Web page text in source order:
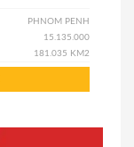
PHNOM PENH
15.135.000
181.035 KM2